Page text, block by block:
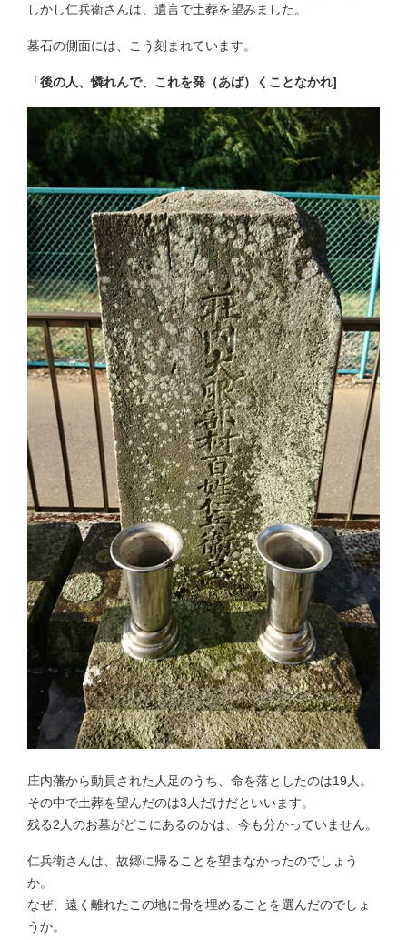
しかし仁兵衛さんは、遺言で土葬を望みました。
墓石の側面には、こう刻まれています。
「後の人、憐れんで、これを発（あば）くことなかれ]
庄内藩から動員された人足のうち、命を落としたのは19人。
その中で土葬を望んだのは3人だけだといいます。
残る2人のお墓がどこにあるのかは、今も分かっていません。
仁兵衛さんは、故郷に帰ることを望まなかったのでしょう
か。
なぜ、遠く離れたこの地に骨を埋めることを選んだのでしょ
うか。